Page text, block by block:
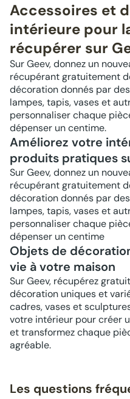
Accessoires et
intérieure pour
récupérer sur
Sur Geev, donnez un
récupérant gratuitement
décoration donnés par
lampes, tapis, vases et
personnaliser chaque
dépenser un centime.
Améliorez votre
produits pratiques
Sur Geev, donnez un
récupérant gratuitement
décoration donnés par
lampes, tapis, vases et
personnaliser chaque
dépenser un centime
Objets de
vie à votre maison
Sur Geev, récupérez
décoration uniques et
cadres, vases et
votre intérieur pour créer
et transformez chaque
agréable.
Les questions